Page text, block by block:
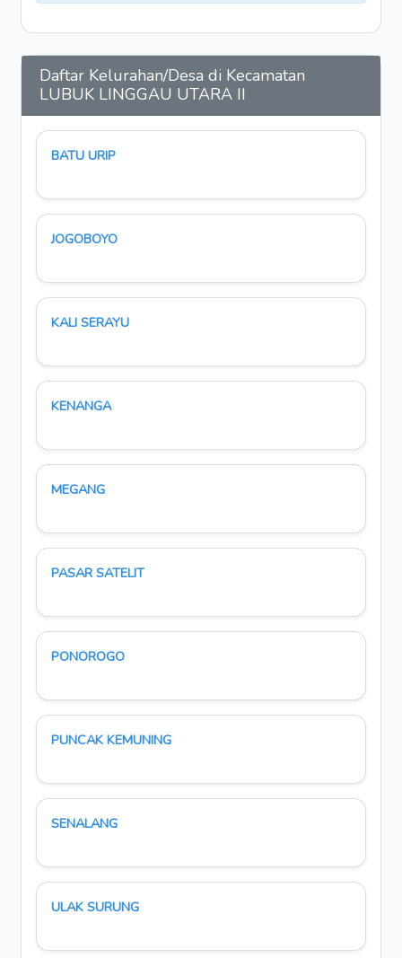
Daftar Kelurahan/Desa di Kecamatan
LUBUK LINGGAU UTARA II
BATU URIP
JOGOBOYO
KALI SERAYU
KENANGA
MEGANG
PASAR SATELIT
PONOROGO
PUNCAK KEMUNING
SENALANG
ULAK SURUNG